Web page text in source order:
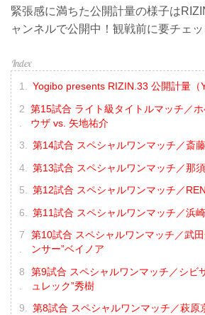
緊張感に満ちた公開計量の様子は
ャンネルで公開中！観戦前に要チェッ
Yogibo presents RIZIN.33 公開計量（
第15試合 ライト級タイトルマッチ／
ウザ vs. 矢地祐介
第14試合 スペシャルワンマッチ／斎
第13試合 スペシャルワンマッチ／那
第12試合 スペシャルワンマッチ／
第11試合 スペシャルワンマッチ／浜
第10試合 スペシャルワンマッチ／武
ンサー”ベイノア
第9試合 スペシャルワンマッチ／シビ
ュレック”秀樹
第8試合 スペシャルワンマッチ／萩原